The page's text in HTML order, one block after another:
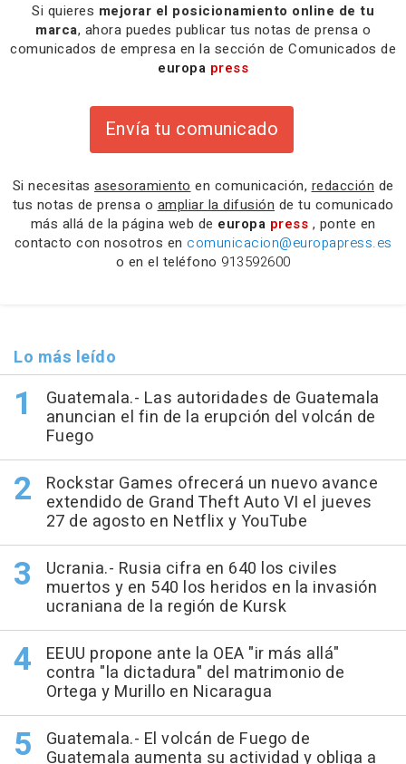
Si quieres mejorar el posicionamiento online de tu
marca, ahora puedes publicar tus notas de prensa o
comunicados de empresa en la sección de Comunicados de
europa press
Envía tu comunicado
Si necesitas asesoramiento en comunicación, redacción de
tus notas de prensa o ampliar la difusión de tu comunicado
más allá de la página web de europa press , ponte en
contacto con nosotros en comunicacion@europapress.es
o en el teléfono 913592600
Lo más leído
Guatemala.- Las autoridades de Guatemala
anuncian el fin de la erupción del volcán de
Fuego
Rockstar Games ofrecerá un nuevo avance
extendido de Grand Theft Auto VI el jueves
27 de agosto en Netflix y YouTube
Ucrania.- Rusia cifra en 640 los civiles
muertos y en 540 los heridos en la invasión
ucraniana de la región de Kursk
EEUU propone ante la OEA "ir más allá"
contra "la dictadura" del matrimonio de
Ortega y Murillo en Nicaragua
Guatemala.- El volcán de Fuego de
Guatemala aumenta su actividad y obliga a